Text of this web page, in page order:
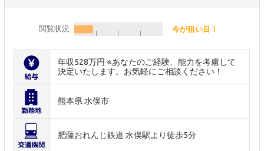
閲覧状況 今が狙い目！
年収528万円 ※あなたのご経験、能力を考慮して
決定いたします。お気軽にご相談ください！
熊本県 水俣市
肥薩おれんじ鉄道 水俣駅より徒歩5分